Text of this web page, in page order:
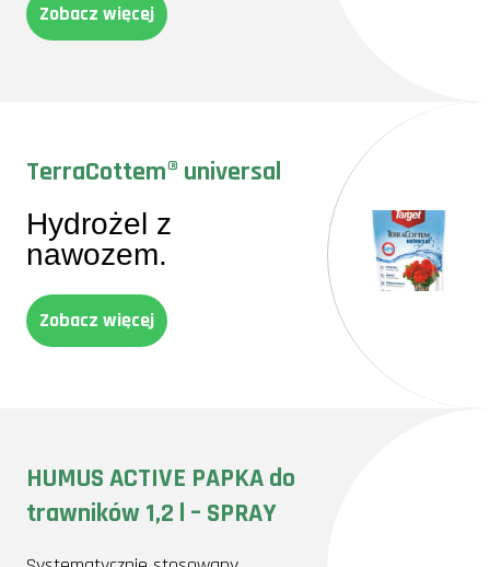
Zobacz więcej
TerraCottem® universal
Hydrożel z
nawozem.
Zobacz więcej
HUMUS ACTIVE PAPKA do
trawników 1,2 l – SPRAY